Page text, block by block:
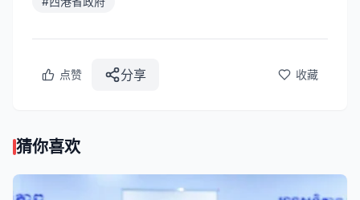
点赞 分享 收藏
猜你喜欢